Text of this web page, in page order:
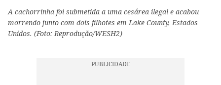
A cachorrinha foi submetida a uma cesárea ilegal e acabou
morrendo junto com dois filhotes em Lake County, Estados
Unidos. (Foto: Reprodução/WESH2)